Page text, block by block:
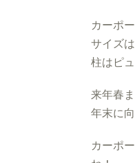
カーポ
サイズ
柱はピ
来年春
年末に
カーポ